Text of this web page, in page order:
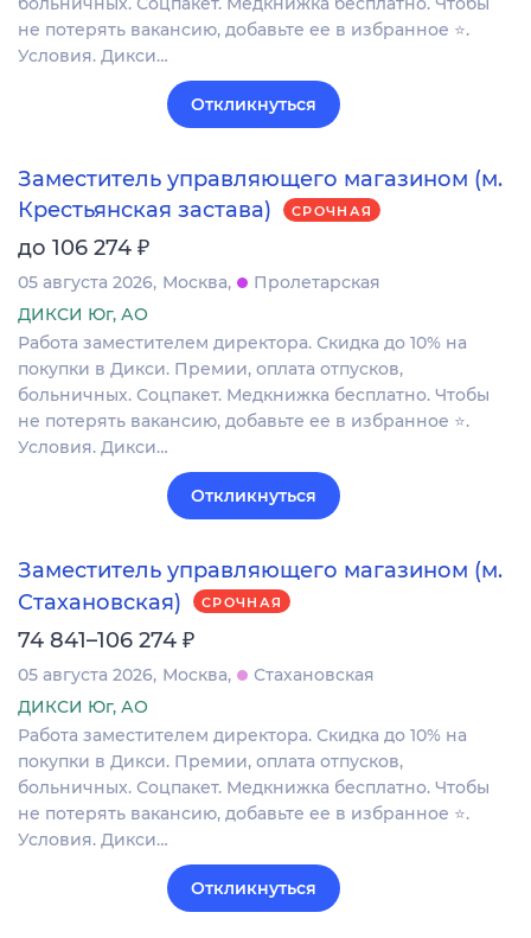
не потерять вакансию, добавьте ее в избранное ⭐.
Условия. Дикси…
Откликнуться
Заместитель управляющего магазином (м.
Крестьянская застава)
СРОЧНАЯ
до 106 274 ₽
05 августа 2026 Москва
Пролетарская
ДИКСИ Юг, АО
Работа заместителем директора. Скидка до 10% на
покупки в Дикси. Премии, оплата отпусков,
больничных. Соцпакет. Медкнижка бесплатно. Чтобы
не потерять вакансию, добавьте ее в избранное ⭐.
Условия. Дикси…
Откликнуться
Заместитель управляющего магазином (м.
Стахановская)
СРОЧНАЯ
74 841–106 274 ₽
05 августа 2026 Москва
Стахановская
ДИКСИ Юг, АО
Работа заместителем директора. Скидка до 10% на
покупки в Дикси. Премии, оплата отпусков,
больничных. Соцпакет. Медкнижка бесплатно. Чтобы
не потерять вакансию, добавьте ее в избранное ⭐.
Условия. Дикси…
Откликнуться